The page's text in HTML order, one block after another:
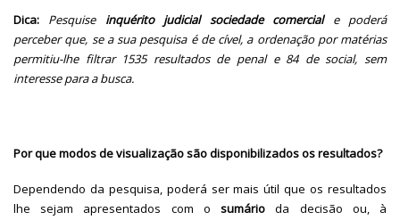
Dica: Pesquise inquérito judicial sociedade comerciale poderá
perceber que, se a sua pesquisa é de cível, a ordenação por matérias
permitiu-lhe filtrar 1535 resultados de penal e 84 de social, sem
interesse para a busca.
Por que modos de visualização são disponibilizados os resultados?
Dependendo da pesquisa, poderá ser mais útil que os resultados
lhe sejam apresentados com osumário da decisão ou, à